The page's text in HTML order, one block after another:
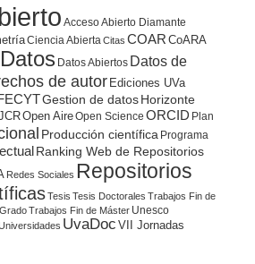
Acceso Abierto Diamante
Ciencia Abierta Citas COAR CoARA
Datos Datos Abiertos Datos de
de autor Ediciones UVa
Gestion de datosHorizonte
Open AireOpen Science ORCID Plan
Producción científica Programa
Ranking Web de Repositorios
Redes Sociales Repositorios
Tesis Tesis Doctorales Trabajos Fin de
Trabajos Fin de Máster Unesco
UvaDoc VII Jornadas